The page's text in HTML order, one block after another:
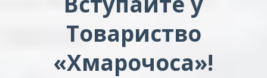
Товариство
«Хмарочоса»!